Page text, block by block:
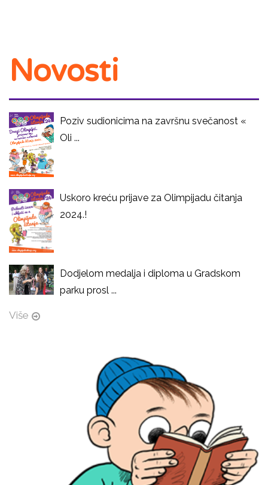
Novosti
Poziv sudionicima na završnu svečanost «
Oli ...
Uskoro kreću prijave za Olimpijadu čitanja
2024.!
Dodjelom medalja i diploma u Gradskom
parku prosl ...
Više